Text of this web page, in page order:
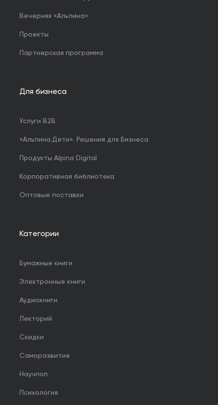
Вечерняя «Альпина»
Проекты
Партнерская программа
Для бизнеса
Услуги B2B
«Альпина.Дети». Решения для Бизнеса
Продукты Alpina Digital
Корпоративная библиотека
Оптовые поставки
Категории
Бумажные книги
Электронные книги
Аудиокниги
Лекторий
Скидки
Саморазвитие
Научпоп
Психология